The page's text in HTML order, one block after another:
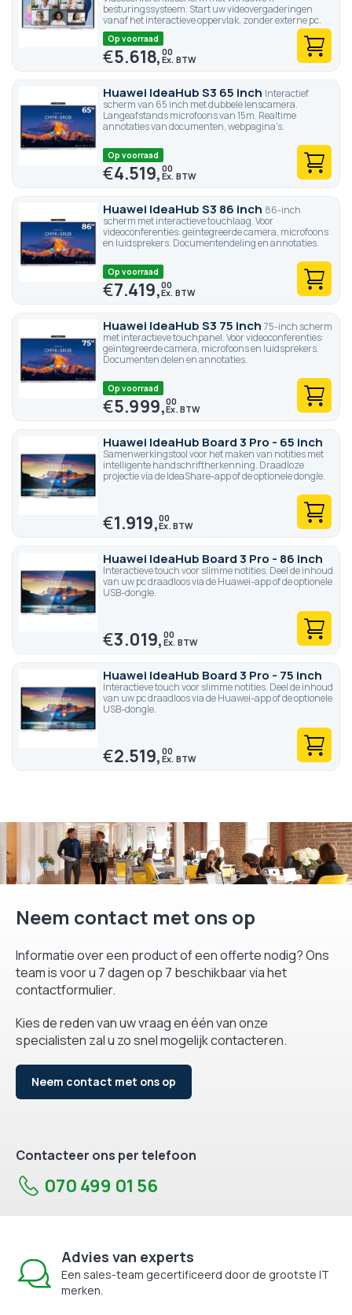
besturingssysteem. Start uw videovergaderingen
vanaf het interactieve oppervlak, zonder externe pc.
Op voorraad
€5.618,00
Huawei IdeaHub S3 65 inch Interactief
scherm van 65 inch met dubbele lenscamera.
Langeafstands microfoons van 15m. Realtime
annotaties van documenten, webpagina's.
Op voorraad
€4.519,00
Huawei IdeaHub S3 86 inch 86-inch
scherm met interactieve touchlaag. Voor
videoconferenties: geïntegreerde camera, microfoons
en luidsprekers. Documentendeling en annotaties.
Op voorraad
€7.419,00
Huawei IdeaHub S3 75 inch 75-inch scherm
met interactieve touchpanel. Voor videoconferenties:
geïntegreerde camera, microfoons en luidsprekers.
Documenten delen en annotaties.
Op voorraad
€5.999,00
Huawei IdeaHub Board 3 Pro - 65 inch
Samenwerkingstool voor het maken van notities met
intelligente handschriftherkenning. Draadloze
projectie via de IdeaShare-app of de optionele dongle.
€1.919,00
Huawei IdeaHub Board 3 Pro - 86 inch
Interactieve touch voor slimme notities. Deel de inhoud
van uw pc draadloos via de Huawei-app of de optionele
USB-dongle.
€3.019,00
Huawei IdeaHub Board 3 Pro - 75 inch
Interactieve touch voor slimme notities. Deel de inhoud
van uw pc draadloos via de Huawei-app of de optionele
USB-dongle.
€2.519,00
Neem contact met ons op
Informatie over een product of een offerte nodig? Ons
team is voor u 7 dagen op 7 beschikbaar via het
contactformulier.
Kies de reden van uw vraag en één van onze
specialisten zal u zo snel mogelijk contacteren.
Neem contact met ons op
Contacteer ons per telefoon
070 499 01 56
Advies van experts
Een sales-team gecertificeerd door de grootste IT
merken.